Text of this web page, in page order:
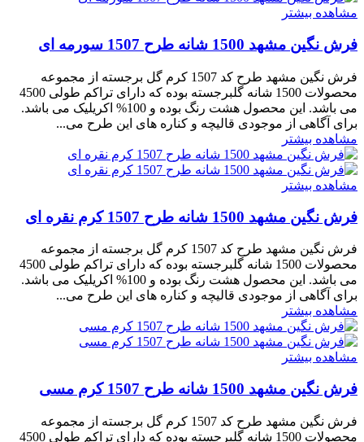
مشاهده بیشتر
فرش نگین مشهد 1500 شانه طرح 1507 سورمه ای
فرش نگین مشهد طرح کد 1507 کرم گل برجسته از مجموعه
محصولات 1500 شانه گلبرجسته بوده که دارای تراکم طولی 4500
می باشد. این محصول هشت رنگ بوده و 100% اکریلیک می باشد.
برای آگاهی از موجودی قالیچه و کناره های این طرح می...
مشاهده بیشتر
مشاهده بیشتر
فرش نگین مشهد 1500 شانه طرح 1507 کرم نقره ای
فرش نگین مشهد طرح کد 1507 کرم گل برجسته از مجموعه
محصولات 1500 شانه گلبرجسته بوده که دارای تراکم طولی 4500
می باشد. این محصول هشت رنگ بوده و 100% اکریلیک می باشد.
برای آگاهی از موجودی قالیچه و کناره های این طرح می...
مشاهده بیشتر
مشاهده بیشتر
فرش نگین مشهد 1500 شانه طرح 1507 کرم مسی
فرش نگین مشهد طرح کد 1507 کرم گل برجسته از مجموعه
محصولات 1500 شانه گلبرجسته بوده که دارای تراکم طولی 4500